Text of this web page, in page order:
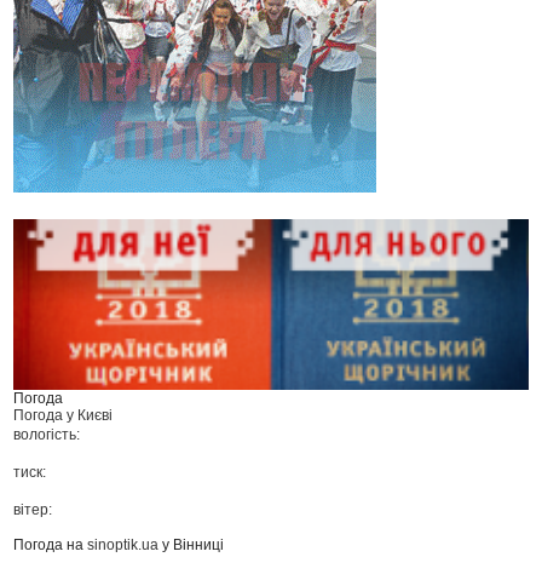
Погода
Погода у Києві
вологість:
тиск:
вітер:
Погода наsinoptik.ua у Вінниці